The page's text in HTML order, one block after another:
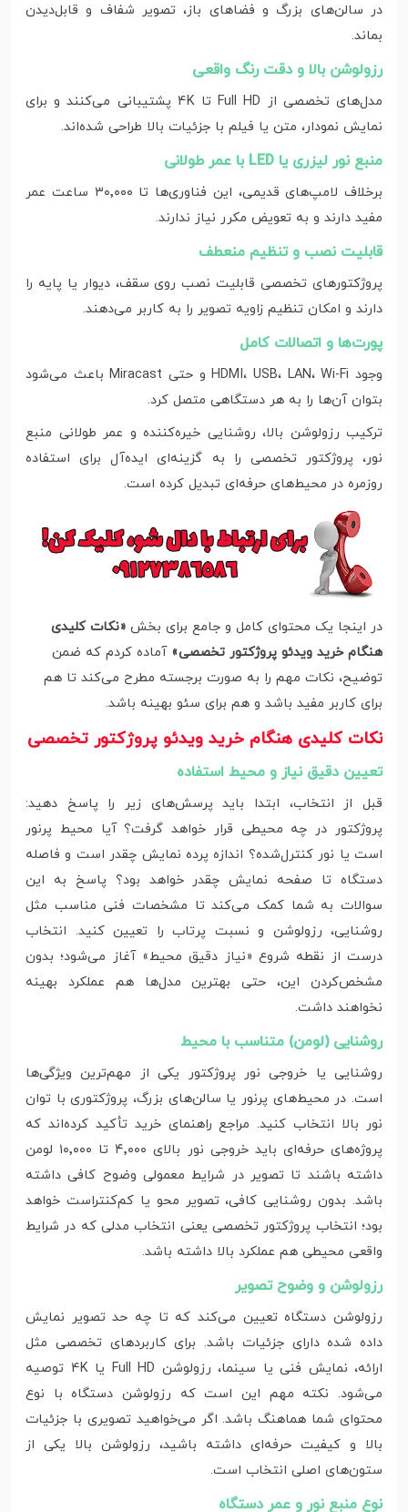
در سالن‌های بزرگ و فضاهای باز، تصویر شفاف و قابل‌دیدن
بماند.
رزولوشن بالا و دقت رنگ واقعی
مدل‌های تخصصی از Full HD تا 4K پشتیبانی می‌کنند و برای
نمایش نمودار، متن یا فیلم با جزئیات بالا طراحی شده‌اند.
منبع نور لیزری یا LED با عمر طولانی
برخلاف لامپ‌های قدیمی، این فناوری‌ها تا ۳۰٬۰۰۰ ساعت عمر
مفید دارند و به تعویض مکرر نیاز ندارند.
قابلیت نصب و تنظیم منعطف
پروژکتورهای تخصصی قابلیت نصب روی سقف، دیوار یا پایه را
دارند و امکان تنظیم زاویه تصویر را به کاربر می‌دهند.
پورت‌ها و اتصالات کامل
وجود HDMI، USB، LAN، Wi-Fi و حتی Miracast باعث می‌شود
بتوان آن‌ها را به هر دستگاهی متصل کرد.
ترکیب رزولوشن بالا، روشنایی خیره‌کننده و عمر طولانی منبع
نور، پروژکتور تخصصی را به گزینه‌ای ایده‌آل برای استفاده
روزمره در محیط‌های حرفه‌ای تبدیل کرده است.
در اینجا یک محتوای کامل و جامع برای بخش «نکات کلیدی
هنگام خرید ویدئو پروژکتور تخصصی» آماده کردم که ضمن
توضیح، نکات مهم را به صورت برجسته مطرح می‌کند تا هم
برای کاربر مفید باشد و هم برای سئو بهینه باشد.
نکات کلیدی هنگام خرید ویدئو پروژکتور تخصصی
تعیین دقیق نیاز و محیط استفاده
قبل از انتخاب، ابتدا باید پرسش‌های زیر را پاسخ دهید:
پروژکتور در چه محیطی قرار خواهد گرفت؟ آیا محیط پرنور
است یا نور کنترل‌شده؟ اندازه پرده نمایش چقدر است و فاصله
دستگاه تا صفحه نمایش چقدر خواهد بود؟ پاسخ به این
سوالات به شما کمک می‌کند تا مشخصات فنی مناسب مثل
روشنایی، رزولوشن و نسبت پرتاب را تعیین کنید. انتخاب
درست از نقطه شروع «نیاز دقیق محیط» آغاز می‌شود؛ بدون
مشخص‌کردن این، حتی بهترین مدل‌ها هم عملکرد بهینه
نخواهند داشت.
روشنایی (لومن) متناسب با محیط
روشنایی یا خروجی نور پروژکتور یکی از مهم‌ترین ویژگی‌ها
است. در محیط‌های پرنور یا سالن‌های بزرگ، پروژکتوری با توان
نور بالا انتخاب کنید. مراجع راهنمای خرید تأکید کرده‌اند که
پروژه‌های حرفه‌ای باید خروجی نور بالای ۴٬۰۰۰ تا ۱۰٬۰۰۰ لومن
داشته باشند تا تصویر در شرایط معمولی وضوح کافی داشته
باشد. بدون روشنایی کافی، تصویر محو یا کم‌کنتراست خواهد
بود؛ انتخاب پروژکتور تخصصی یعنی انتخاب مدلی که در شرایط
واقعی محیطی هم عملکرد بالا داشته باشد.
رزولوشن و وضوح تصویر
رزولوشن دستگاه تعیین می‌کند که تا چه حد تصویر نمایش
داده‌ شده دارای جزئیات باشد. برای کاربردهای تخصصی مثل
ارائه، نمایش فنی یا سینما، رزولوشن Full HD یا 4K توصیه
می‌شود. نکته مهم این است که رزولوشن دستگاه با نوع
محتوای شما هماهنگ باشد. اگر می‌خواهید تصویری با جزئیات
بالا و کیفیت حرفه‌ای داشته باشید، رزولوشن بالا یکی از
ستون‌های اصلی انتخاب است.
نوع منبع نور و عمر دستگاه